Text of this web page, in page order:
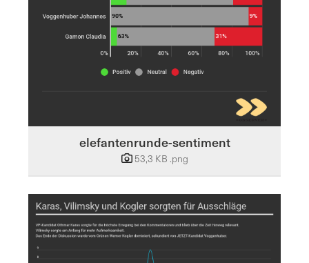
elefantenrunde-sentiment
53,3 KB .png